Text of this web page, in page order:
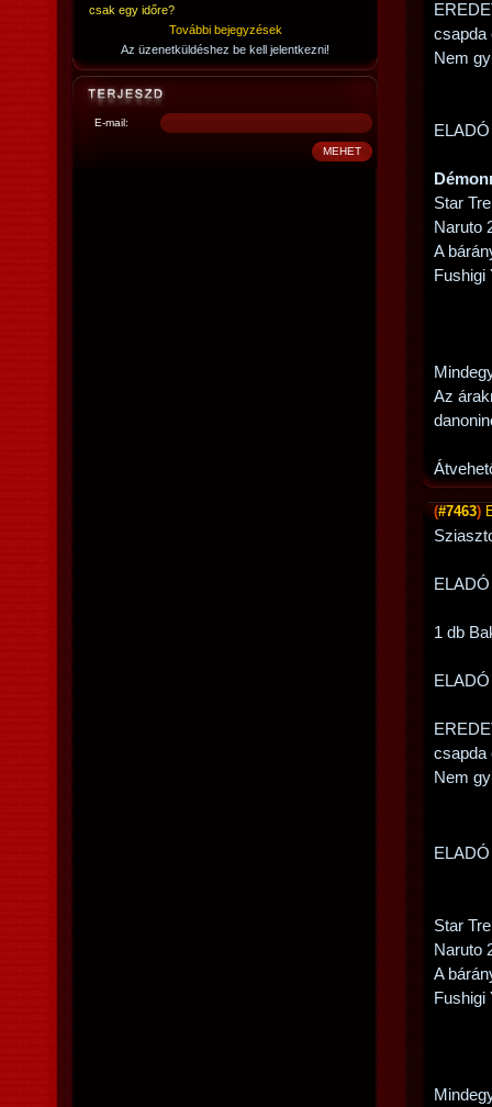
csak egy időre?
További bejegyzések
Az üzenetküldéshez be kell jelentkezni!
E-mail:
csapda
Nem
Star
Naruto
A
Fushigi
Az
(#7463)
1 db
csapda
Nem
Star
Naruto
A
Fushigi